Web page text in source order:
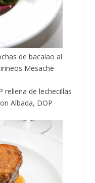
de bacalao al
Mesache
rellena de lechecillas
Albada, DOP